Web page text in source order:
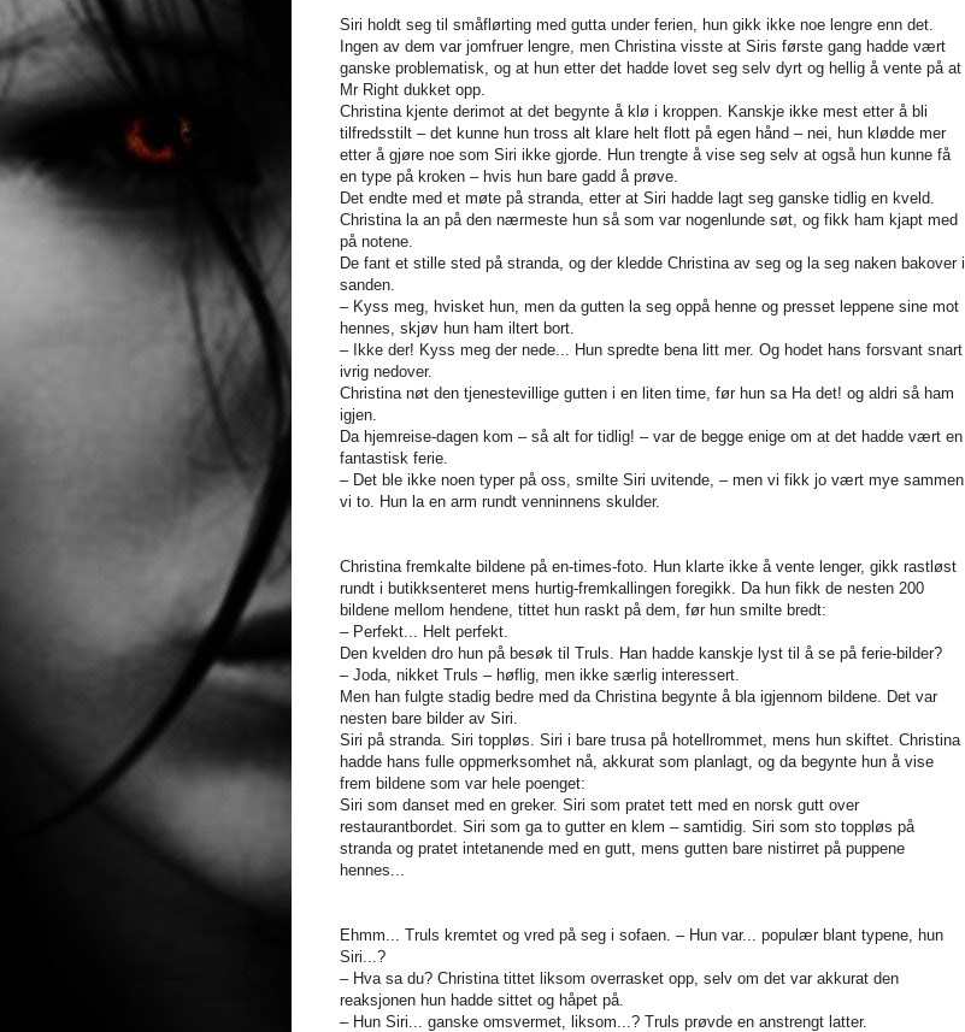
Siri holdt seg til småflørting med gutta under ferien, hun gikk ikke noe lengre enn det.
Ingen av dem var jomfruer lengre, men Christina visste at Siris første gang hadde vært
ganske problematisk, og at hun etter det hadde lovet seg selv dyrt og hellig å vente på at
Mr Right dukket opp.
Christina kjente derimot at det begynte å klø i kroppen. Kanskje ikke mest etter å bli
tilfredsstilt – det kunne hun tross alt klare helt flott på egen hånd – nei, hun klødde mer
etter å gjøre noe som Siri ikke gjorde. Hun trengte å vise seg selv at også hun kunne få
en type på kroken – hvis hun bare gadd å prøve.
Det endte med et møte på stranda, etter at Siri hadde lagt seg ganske tidlig en kveld.
Christina la an på den nærmeste hun så som var nogenlunde søt, og fikk ham kjapt med
på notene.
De fant et stille sted på stranda, og der kledde Christina av seg og la seg naken bakover i
sanden.
– Kyss meg, hvisket hun, men da gutten la seg oppå henne og presset leppene sine mot
hennes, skjøv hun ham iltert bort.
– Ikke der! Kyss meg der nede... Hun spredte bena litt mer. Og hodet hans forsvant snart
ivrig nedover.
Christina nøt den tjenestevillige gutten i en liten time, før hun sa Ha det! og aldri så ham
igjen.
Da hjemreise-dagen kom – så alt for tidlig! – var de begge enige om at det hadde vært en
fantastisk ferie.
– Det ble ikke noen typer på oss, smilte Siri uvitende, – men vi fikk jo vært mye sammen
vi to. Hun la en arm rundt venninnens skulder.
Christina fremkalte bildene på en-times-foto. Hun klarte ikke å vente lenger, gikk rastløst
rundt i butikksenteret mens hurtig-fremkallingen foregikk. Da hun fikk de nesten 200
bildene mellom hendene, tittet hun raskt på dem, før hun smilte bredt:
– Perfekt... Helt perfekt.
Den kvelden dro hun på besøk til Truls. Han hadde kanskje lyst til å se på ferie-bilder?
– Joda, nikket Truls – høflig, men ikke særlig interessert.
Men han fulgte stadig bedre med da Christina begynte å bla igjennom bildene. Det var
nesten bare bilder av Siri.
Siri på stranda. Siri toppløs. Siri i bare trusa på hotellrommet, mens hun skiftet. Christina
hadde hans fulle oppmerksomhet nå, akkurat som planlagt, og da begynte hun å vise
frem bildene som var hele poenget:
Siri som danset med en greker. Siri som pratet tett med en norsk gutt over
restaurantbordet. Siri som ga to gutter en klem – samtidig. Siri som sto toppløs på
stranda og pratet intetanende med en gutt, mens gutten bare nistirret på puppene
hennes...
Ehmm... Truls kremtet og vred på seg i sofaen. – Hun var... populær blant typene, hun
Siri...?
– Hva sa du? Christina tittet liksom overrasket opp, selv om det var akkurat den
reaksjonen hun hadde sittet og håpet på.
– Hun Siri... ganske omsvermet, liksom...? Truls prøvde en anstrengt latter.